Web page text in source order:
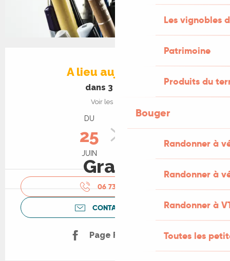
Les vignobles
Patrimoine
Produits du
Bouger
Randonner à
Randonner à
Randonner à
Toutes les
Ouverture et coordonnées
A lieu aujourd'hui
dans 3 heures
Voir les horaires
DU
25
JUIN
AU
28
Gratuit
06 73 68 86
CONTACTEZ-NOUS
Page Facebook